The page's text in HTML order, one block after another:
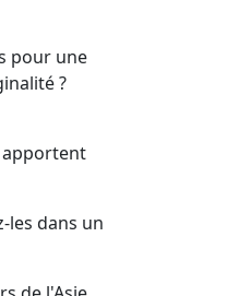
pour une
?
apportent
les dans un